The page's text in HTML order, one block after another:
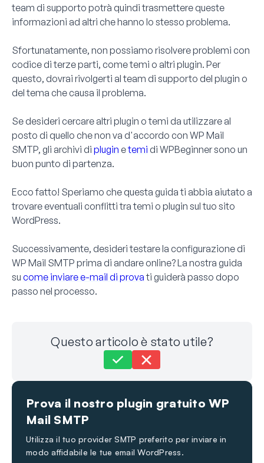
team di supporto potrà quindi trasmettere queste
informazioni ad altri che hanno lo stesso problema.
Sfortunatamente, non possiamo risolvere problemi con
codice di terze parti, come temi o altri plugin. Per
questo, dovrai rivolgerti al team di supporto del plugin o
del tema che causa il problema.
Se desideri cercare altri plugin o temi da utilizzare al
posto di quello che non va d'accordo con WP Mail
SMTP, gli archivi di plugin etemi di WPBeginner sono un
buon punto di partenza.
Ecco fatto! Speriamo che questa guida ti abbia aiutato a
trovare eventuali conflitti tra temi o plugin sul tuo sito
WordPress.
Successivamente, desideri testare la configurazione di
WP Mail SMTP prima di andare online? La nostra guida
su come inviare e-mail di provati guiderà passo dopo
passo nel processo.
Questo articolo è stato utile?
Ancora bloccato?
Ultimo aggiornamento il 30 nov 2023
Prova il nostro plugin gratuito WP
Mail SMTP
Utilizza il tuo provider SMTP preferito per inviare in
modo affidabile le tue email WordPress.